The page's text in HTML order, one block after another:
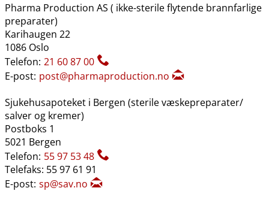
Pharma Production AS ( ikke-sterile flytende brannfarlige
preparater)
Karihaugen 22
1086 Oslo
Telefon: 21 60 87 00
E-post: post@pharmaproduction.no
Sjukehusapoteket i Bergen (sterile væskepreparater​/​
salver og kremer)
Postboks 1
5021 Bergen
Telefon: 55 97 53 48
Telefaks: 55 97 61 91
E-post: sp@sav.no